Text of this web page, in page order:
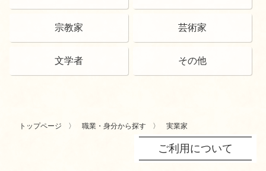
宗教家 芸術家
文学者 その他
トップページ 職業・身分から探す 実業家
ご利用について